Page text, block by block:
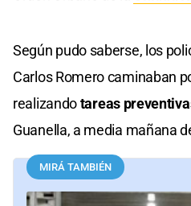
Según pudo saberse, los
Carlos Romero caminaban
realizandotareas
Guanella, a media mañana
MIRÁ TAMBIÉN